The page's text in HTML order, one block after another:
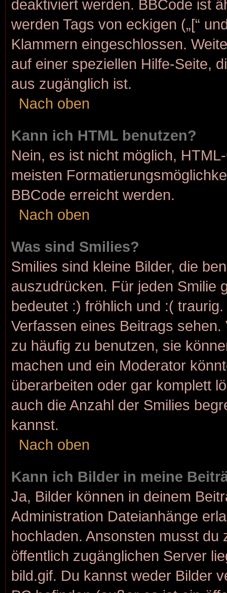
deaktiviert werden. BBCode ist
werden Tags von eckigen („[“
Klammern eingeschlossen.
auf einer speziellen Hilfe-Seite,
aus zugänglich ist.
Nach oben
Kann ich HTML benutzen?
Nein, es ist nicht möglich,
meisten
BBCode erreicht werden.
Nach oben
Was sind Smilies?
Smilies sind kleine Bilder, die
auszudrücken. Für jeden Smilie
bedeutet :) fröhlich und :(
Verfassen eines Beitrags
zu häufig zu benutzen, sie
machen und ein Moderator
überarbeiten oder gar komplett
auch die Anzahl der Smilies
kannst.
Nach oben
Kann ich Bilder in meine
Ja, Bilder können in deinem
Administration Dateianhänge
hochladen. Ansonsten musst
öffentlich zugänglichen Server
bild.gif. Du kannst weder Bilder